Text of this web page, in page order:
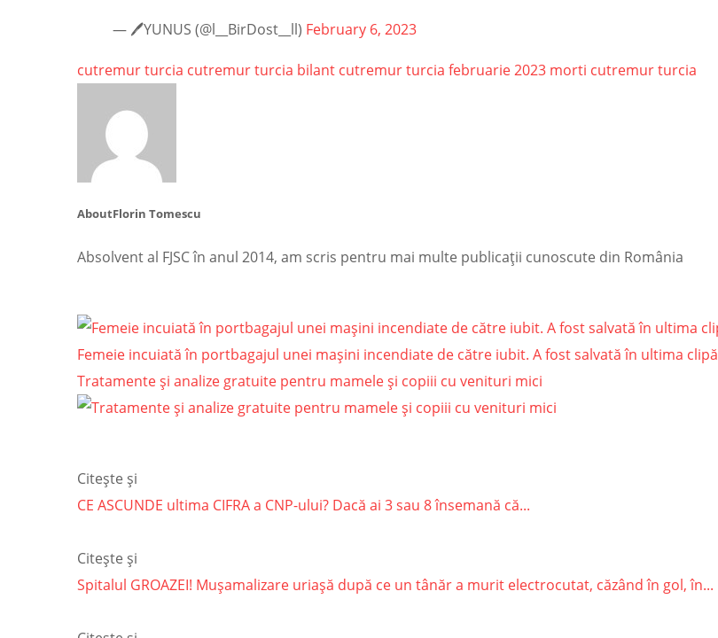
— 🖊YUNUS (@l__BirDost__ll) February 6, 2023
cutremur turcia cutremur turcia bilant cutremur turcia februarie 2023 morti cutremur turcia
AboutFlorin Tomescu
Absolvent al FJSC în anul 2014, am scris pentru mai multe publicații cunoscute din România
Femeie incuiată în portbagajul unei mașini incendiate de către iubit. A fost salvată în ultima clipă
Tratamente și analize gratuite pentru mamele și copiii cu venituri mici
Citește și
CE ASCUNDE ultima CIFRA a CNP-ului? Dacă ai 3 sau 8 însemană că...
Citește și
Spitalul GROAZEI! Mușamalizare uriașă după ce un tânăr a murit electrocutat, căzând în gol, în...